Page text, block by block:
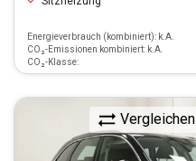
Energieverbrauch (kombiniert): k.A.
CO₂-Emissionen kombiniert: k.A.
CO₂-Klasse:
Vergleichen